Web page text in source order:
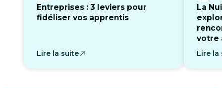
Entreprises : 3 leviers pour
fidéliser vos apprentis
Lire la suite
La
votre
Lire la